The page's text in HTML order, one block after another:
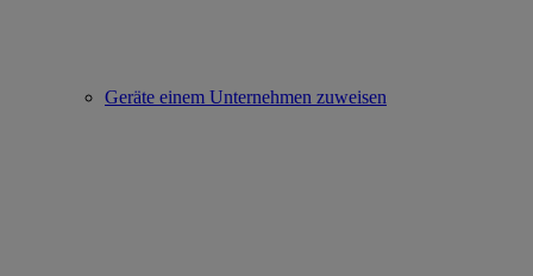
Geräte einem Unternehmen zuweisen